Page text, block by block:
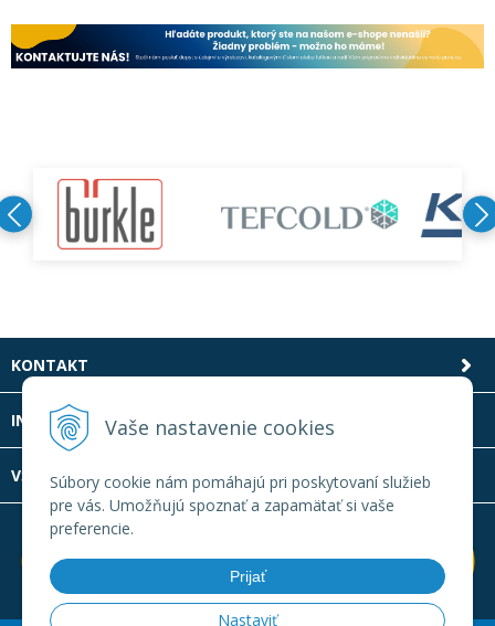
Vaše nastavenie cookies
Súbory cookie nám pomáhajú pri poskytovaní služieb
pre vás. Umožňujú spoznať a zapamätať si vaše
preferencie.
Prijať
Nastaviť
KONTAKT
INFOLINKA
VŠETKO O NÁKUPE